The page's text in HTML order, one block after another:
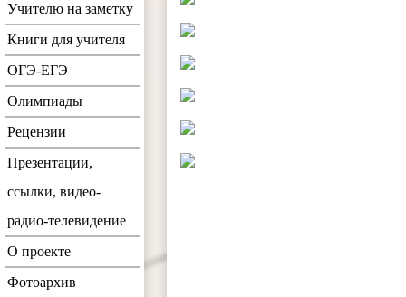
Учителю на заметку
Книги для учителя
ОГЭ-ЕГЭ
Олимпиады
Рецензии
Презентации,
ссылки, видео-
радио-телевидение
О проекте
Фотоархив